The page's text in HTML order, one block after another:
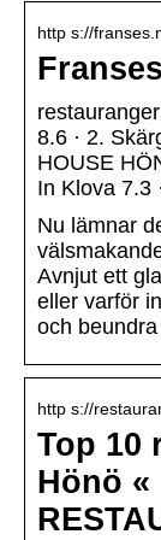
http s://
8.6 · 2.
HOUSE
In Klova 7.3
Nu lämnar
Avnjut ett
eller varför
och
http s://
Top 10
Hönö «